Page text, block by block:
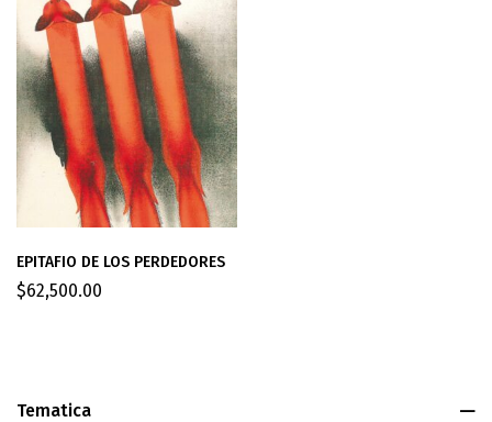
Tematica
EPITAFIO DE LOS PERDEDORES
$62,500.00